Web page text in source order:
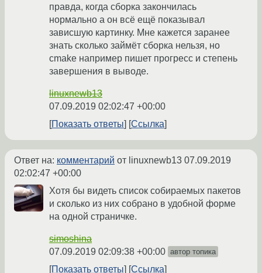
правда, когда сборка закончилась
нормально а он всё ещё показывал
зависшую картинку. Мне кажется заранее
знать сколько займёт сборка нельзя, но
cmake например пишет прогресс и степень
завершения в выводе.
linuxnewb13
07.09.2019 02:02:47 +00:00
Показать ответы
Ссылка
Ответ на: комментарий от linuxnewb13 07.09.2019
02:02:47 +00:00
Хотя бы видеть список собираемых пакетов
и сколько из них собрано в удобной форме
на одной страничке.
simoshina
07.09.2019 02:09:38 +00:00 автор топика
Показать ответы Ссылка